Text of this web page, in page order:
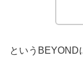
というBEYOND